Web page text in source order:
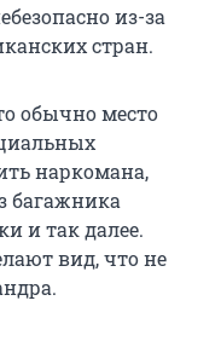
из-за
стран.
обычно место
наркомана,
багажника
и так далее.
вид, что не